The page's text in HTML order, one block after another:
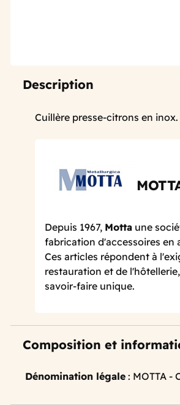
Description
Cuillère presse-citrons en
Depuis 1967, Motta une
fabrication d'accessoires en
Ces articles répondent à
restauration et de
savoir-faire unique.
Composition et
Dénomination légale : MOTTA -